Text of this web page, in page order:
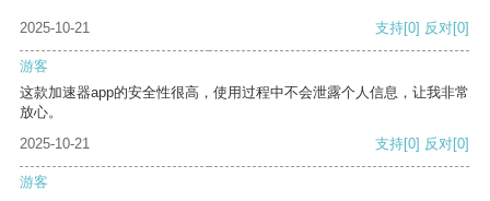
2025-10-21 支持[0] 反对[0]
游客
这款加速器app的安全性很高，使用过程中不会泄露个人信息，让我非常
放心。
2025-10-21
支持[0] 反对[0]
游客